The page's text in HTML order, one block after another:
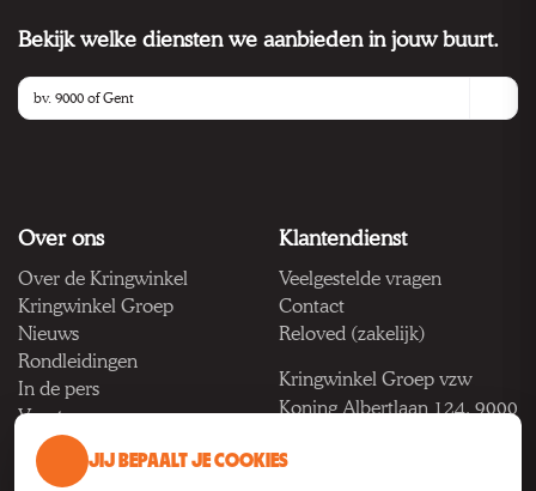
Bekijk welke diensten we aanbieden in jouw buurt.
Over ons
Over de Kringwinkel
Kringwinkel Groep
Nieuws
Rondleidingen
In de pers
Vacatures
Klantendienst
Veelgestelde vragen
Contact
Reloved (zakelijk)
Kringwinkel Groep vzw
Koning Albertlaan 124, 9000
BTW BE 1033.922.208
JIJ BEPAALT JE COOKIES